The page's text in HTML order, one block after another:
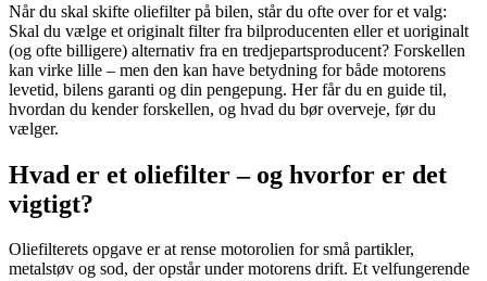
Når du skal skifte oliefilter på bilen, står du ofte over for et valg:
Skal du vælge et originalt filter fra bilproducenten eller et uoriginalt
(og ofte billigere) alternativ fra en tredjepartsproducent? Forskellen
kan virke lille – men den kan have betydning for både motorens
levetid, bilens garanti og din pengepung. Her får du en guide til,
hvordan du kender forskellen, og hvad du bør overveje, før du
vælger.
Hvad er et oliefilter – og hvorfor er det
vigtigt?
Oliefilterets opgave er at rense motorolien for små partikler,
metalstøv og sod, der opstår under motorens drift. Et velfungerende